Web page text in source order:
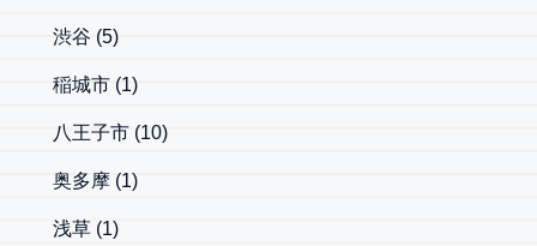
渋谷 (5)
稲城市 (1)
八王子市 (10)
奥多摩 (1)
浅草 (1)